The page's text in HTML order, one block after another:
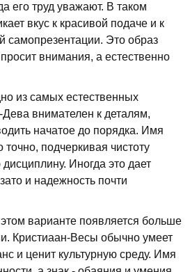
его труд уважают. В таком
вкус к красивой подаче и к
самопрезентации. Это образ
внимания, а естественно
из самых естественных
Дева внимателен к деталям,
начатое до порядка. Имя
точно, подчеркивая чистоту
Иногда это дает
и надежность почти
варианте появляется больше
Кристиаан-Весы обычно умеет
и ценит культурную среду. Имя